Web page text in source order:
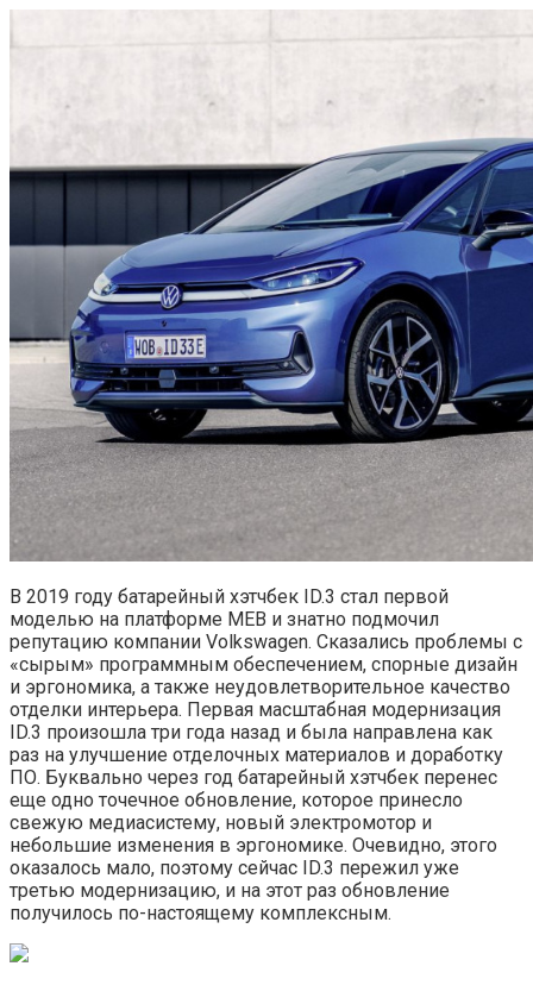
В 2019 году батарейный хэтчбек ID.3 стал первой
моделью на платформе MEB и знатно подмочил
репутацию компании Volkswagen. Сказались проблемы с
«сырым» программным обеспечением, спорные дизайн
и эргономика, а также неудовлетворительное качество
отделки интерьера. Первая масштабная модернизация
ID.3 произошла три года назад и была направлена как
раз на улучшение отделочных материалов и доработку
ПО. Буквально через год батарейный хэтчбек перенес
еще одно точечное обновление, которое принесло
свежую медиасистему, новый электромотор и
небольшие изменения в эргономике. Очевидно, этого
оказалось мало, поэтому сейчас ID.3 пережил уже
третью модернизацию, и на этот раз обновление
получилось по-настоящему комплексным.